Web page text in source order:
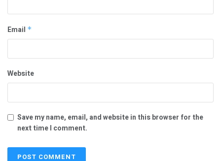
Email *
Website
Save my name, email, and website in this browser for the
next time I comment.